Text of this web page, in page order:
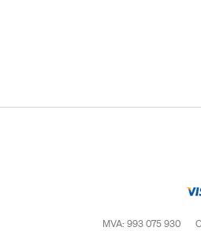
MVA: 993 075 930